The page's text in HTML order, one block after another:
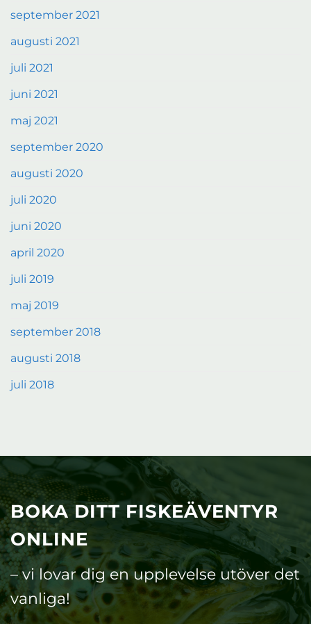
september 2021
augusti 2021
juli 2021
juni 2021
maj 2021
september 2020
augusti 2020
juli 2020
juni 2020
april 2020
juli 2019
maj 2019
september 2018
augusti 2018
juli 2018
BOKA DITT FISKEÄVENTYR
ONLINE
– vi lovar dig en upplevelse utöver det
vanliga!